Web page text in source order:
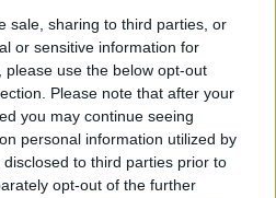
sale, sharing to third parties, or
or sensitive information for
use the below opt-out
Please note that after your
you may continue seeing
personal information utilized by
to third parties prior to
opt-out of the further
de legislație rutieră
luni, 10 august. Cât
și motorină la
Cele mai mici